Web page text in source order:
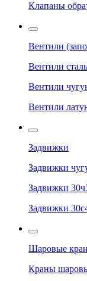
Клапаны
Вентили
Вентили
Вентили
Вентили
Задвижки
Задвижки
Задвижки
Задвижки
Шаровые
Краны